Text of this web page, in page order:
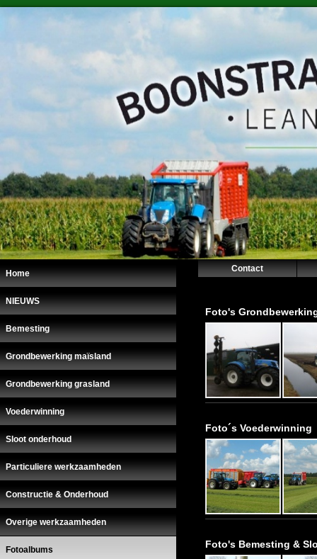
Contact
Home
NIEUWS
Bemesting
Grondbewerking maïsland
Grondbewerking grasland
Voederwinning
Sloot onderhoud
Particuliere werkzaamheden
Constructie & Onderhoud
Overige werkzaamheden
Fotoalbums
Foto's
Foto´s Voederwinning
Foto's Bemesting &